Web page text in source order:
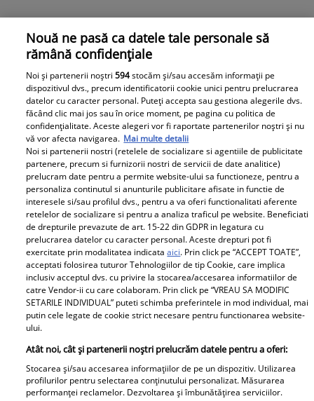
Angela Gheorghiu și iubitul mai mic cu 22 de ani, un
deceniu de dragoste: „E îngerul meu”
Angela Gheorghiu e tot mai fericită lângă iubitul tinerel,
care o urmează peste tot în lume. Cei doi au bifat, zile
trecute, 10 ani de relație, iar soprana a marcat acest
eveniment pe o rețea de socializare.
Parteneri
Tânărul din poză e azi
unul dintre cei mai
„Am cancer la sân. Am
intrat în metastază”.
Nouă ne pasă ca datele tale personale să
rămână confidențiale
Noi și partenerii noștri594stocăm și/sau accesăm informații pe
dispozitivul dvs., precum identificatorii cookie unici pentru prelucrarea
datelor cu caracter personal. Puteți accepta sau gestiona alegerile dvs.
făcând clic mai jos sau în orice moment, pe pagina cu politica de
confidențialitate. Aceste alegeri vor fi raportate partenerilor noștri și nu
vă vor afecta navigarea. Mai multe detalii
Noi si partenerii nostri (retelele de socializare si agentiile de publicitate
partenere, precum si furnizorii nostri de servicii de date analitice)
prelucram date pentru a permite website-ului sa functioneze, pentru a
personaliza continutul si anunturile publicitare afisate in functie de
interesele si/sau profilul dvs., pentru a va oferi functionalitati aferente
retelelor de socializare si pentru a analiza traficul pe website. Beneficiati
de drepturile prevazute de art. 15-22 din GDPR in legatura cu
prelucrarea datelor cu caracter personal. Aceste drepturi pot fi
exercitate prin modalitatea indicataaici. Prin click pe “ACCEPT TOATE”,
acceptati folosirea tuturor Tehnologiilor de tip Cookie, care implica
inclusiv acceptul dvs. cu privire la stocarea/accesarea informatiilor de
catre Vendor-ii cu care colaboram. Prin click pe “VREAU SA MODIFIC
SETARILE INDIVIDUAL” puteti schimba preferintele in mod individual, mai
putin cele legate de cookie strict necesare pentru functionarea website-
ului.
Atât noi, cât și partenerii noștri prelucrăm datele pentru a oferi:
Stocarea și/sau accesarea informațiilor de pe un dispozitiv. Utilizarea
profilurilor pentru selectarea conținutului personalizat. Măsurarea
performanței reclamelor. Dezvoltarea și îmbunătățirea serviciilor.